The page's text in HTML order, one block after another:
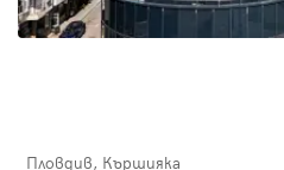
Пловдив, Кършияка